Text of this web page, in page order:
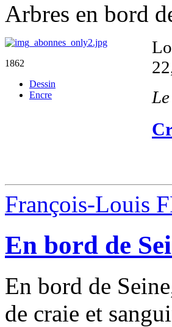
Arbres en bord
1862
Dessin
Encre
François-Louis
En bord de
En bord de
de craie et